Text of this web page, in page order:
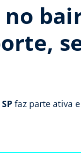
faz parte ativa